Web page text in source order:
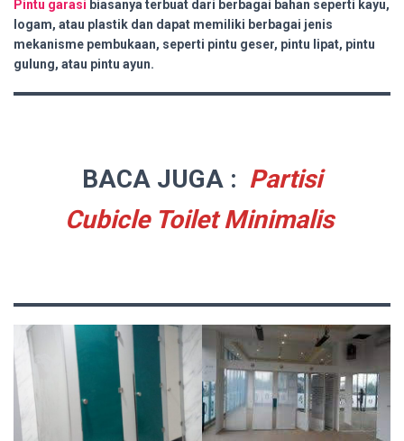
Pintu garasi biasanya terbuat dari berbagai bahan seperti kayu,
logam, atau plastik dan dapat memiliki berbagai jenis
mekanisme pembukaan, seperti pintu geser, pintu lipat, pintu
gulung, atau pintu ayun.
BACA JUGA : Partisi
Cubicle Toilet Minimalis